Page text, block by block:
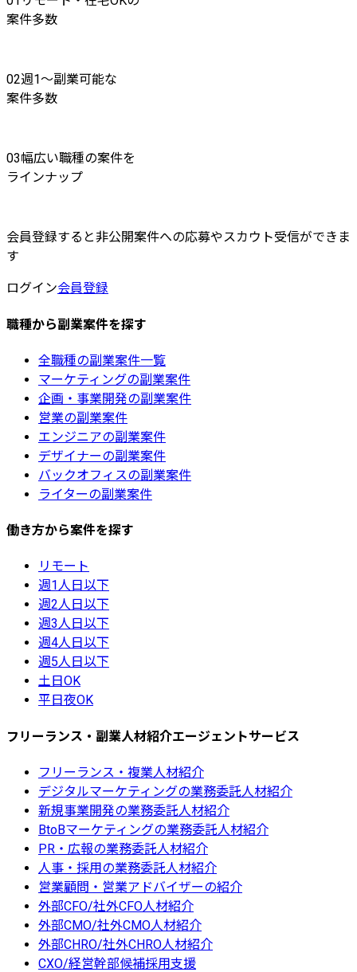
案件多数
02週1〜副業可能な
案件多数
03幅広い職種の案件を
ラインナップ
会員登録すると非公開案件への応募やスカウト受信ができま
す
ログイン会員登録
職種から副業案件を探す
全職種の副業案件一覧
マーケティングの副業案件
企画・事業開発の副業案件
営業の副業案件
エンジニアの副業案件
デザイナーの副業案件
バックオフィスの副業案件
ライターの副業案件
働き方から案件を探す
リモート
週1人日以下
週2人日以下
週3人日以下
週4人日以下
週5人日以下
土日OK
平日夜OK
フリーランス・副業人材紹介エージェントサービス
フリーランス・複業人材紹介
デジタルマーケティングの業務委託人材紹介
新規事業開発の業務委託人材紹介
BtoBマーケティングの業務委託人材紹介
PR・広報の業務委託人材紹介
人事・採用の業務委託人材紹介
営業顧問・営業アドバイザーの紹介
外部CFO/社外CFO人材紹介
外部CMO/社外CMO人材紹介
外部CHRO/社外CHRO人材紹介
CXO/経営幹部候補採用支援